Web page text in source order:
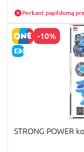
Perkant papildomą
-10%
E-KAINA
STRONG POWER